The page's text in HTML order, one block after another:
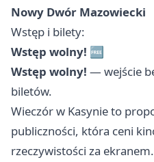
Nowy Dwór Mazowiecki
Wstęp i bilety:
Wstęp wolny! 🆓
Wstęp wolny! — wejście
biletów.
Wieczór w Kasynie to
publiczności, która ceni
rzeczywistości za